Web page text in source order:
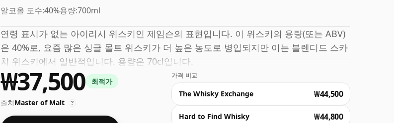
알코올 도수:40%용량:700ml
연령 표시가 없는 아이리시 위스키인 제임슨의 표현입니다. 이 위스키의 용량(또는 ABV)
은 40%로, 요즘 많은 싱글 몰트 위스키가 더 높은 농도로 병입되지만 이는 블렌디드 스카
치 위스키에서 일반적입니다. 용량은 70cl입니다.
₩37,500 최적가
출처Master of Malt ?
가격 비교
The Whisky Exchange ₩44,500
Hard to Find Whisky ₩44,800